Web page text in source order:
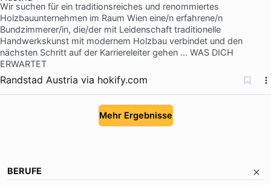
Wir suchen für ein traditionsreiches und renommiertes
Holzbauunternehmen im Raum Wien eine/n erfahrene/n
Bundzimmerer/in, die/der mit Leidenschaft traditionelle
Handwerkskunst mit modernem Holzbau verbindet und den
nächsten Schritt auf der Karriereleiter gehen … WAS DICH
ERWARTET
Randstad Austria via hokify.com
Mehr Ergebnisse
BERUFE